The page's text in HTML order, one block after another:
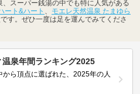
スーパー銭湯の中でも特に人気がある
ート&ハート 、 モエレ天然温泉 たまゆら
す。ぜひ一度は足を運んでみてくださ
泉年間ランキング2025
から頂点に選ばれた、2025年の人